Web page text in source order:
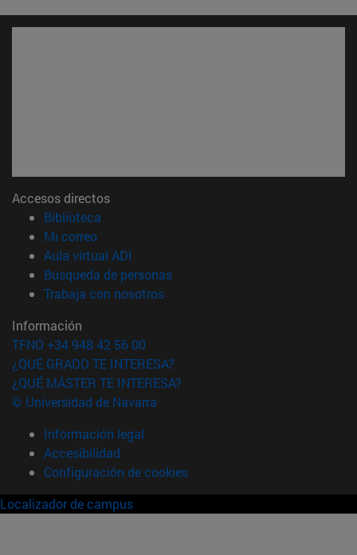
Accesos directos
Biblioteca
Mi correo(abre en nueva ventana)
Aula virtual ADI
Búsqueda de personas(abre en nueva ventana)
Trabaja con nosotros(abre en nueva ventana)
Información
TFNO +34 948 42 56 00
¿QUÉ GRADO TE INTERESA?
¿QUÉ MÁSTER TE INTERESA?
© Universidad de Navarra
Información legal
Accesibilidad
Configuración de cookies
Localizador de campus